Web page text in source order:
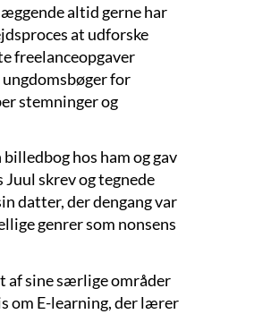
altid gerne har
at udforske
freelanceopgaver
for
stemninger og
hos ham og gav
skrev og tegnede
datter, der dengang var
genrer som nonsens
af sine særlige områder
om E-learning, der lærer